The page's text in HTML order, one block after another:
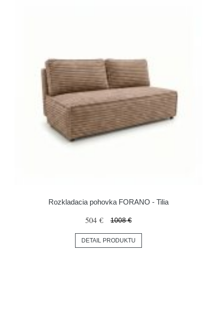
Rozkladacia pohovka FORANO - Tilia
504 € 1008 €
DETAIL PRODUKTU